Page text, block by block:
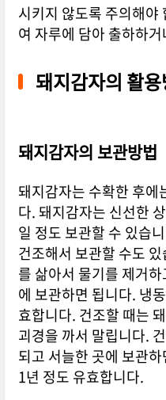
시키지 않도록 주의해야
여 자루에 담아 출하하
돼지감자의 활
돼지감자의 보관방법
돼지감자는 수확한 후에
다. 돼지감자는 신선한
일 정도 보관할 수 있습
건조해서 보관할 수도
를 삶아서 물기를 제거
에 보관하면 됩니다. 냉
효합니다. 건조할 때는
괴경을 까서 말립니다.
되고 서늘한 곳에 보관
1년 정도 유효합니다.